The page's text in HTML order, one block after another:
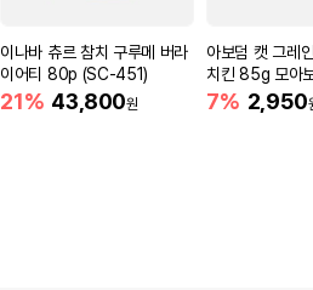
이나바 츄르 참치 구루메 버라
이어티 80p (SC-451)
21% 43,800원
아보덤 캣 그레
치킨 85g 모아
7% 2,950